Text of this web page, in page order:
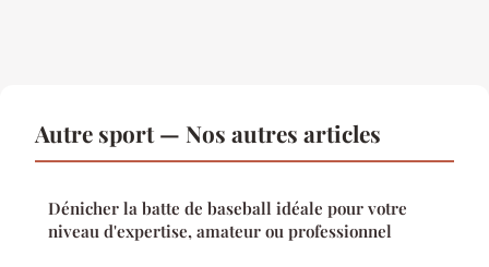
Autre sport — Nos autres articles
Dénicher la batte de baseball idéale pour votre
niveau d'expertise, amateur ou professionnel